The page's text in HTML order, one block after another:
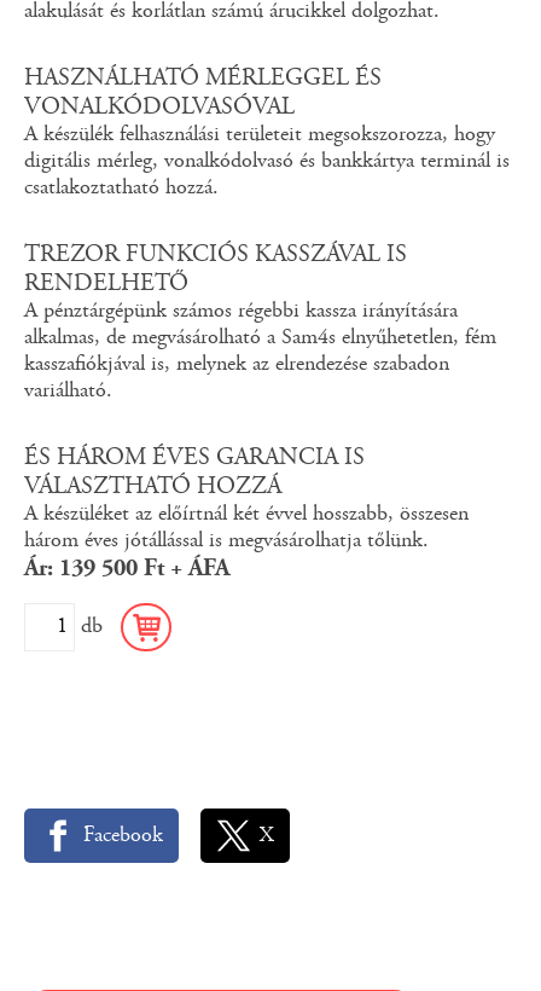
Ár: 139 500 Ft + ÁFA
db
alakulását és korlátlan számú árucikkel dolgozhat.
HASZNÁLHATÓ MÉRLEGGEL ÉS
VONALKÓDOLVASÓVAL
A készülék felhasználási területeit megsokszorozza, hogy
digitális mérleg, vonalkódolvasó és bankkártya terminál is
csatlakoztatható hozzá.
TREZOR FUNKCIÓS KASSZÁVAL IS
RENDELHETŐ
A pénztárgépünk számos régebbi kassza irányítására
alkalmas, de megvásárolható a Sam4s elnyűhetetlen, fém
kasszafiókjával is, melynek az elrendezése szabadon
variálható.
ÉS HÁROM ÉVES GARANCIA IS
VÁLASZTHATÓ HOZZÁ
A készüléket az előírtnál két évvel hosszabb, összesen
három éves jótállással is megvásárolhatja tőlünk.
Facebook X